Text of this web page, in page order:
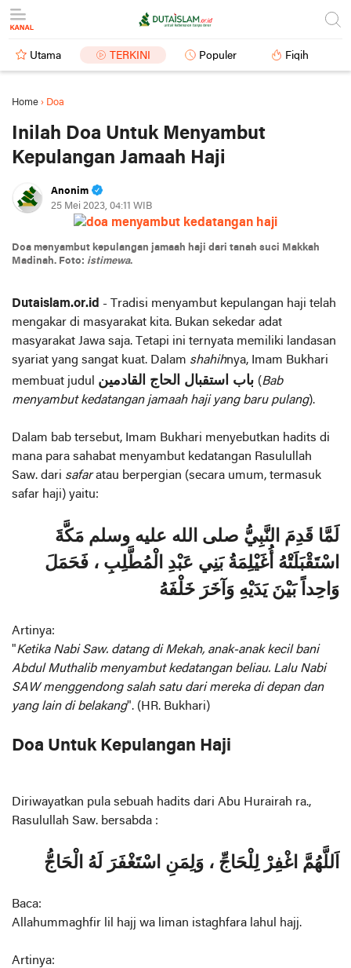
Utama TERKINI Populer Fiqih
Home › Doa
Inilah Doa Untuk Menyambut
Kepulangan Jamaah Haji
Anonim
25 Mei 2023, 04:11 WIB
Doa menyambut kepulangan jamaah haji dari tanah suci Makkah
Madinah. Foto: istimewa.
Dutaislam.or.id - Tradisi menyambut kepulangan haji telah
mengakar di masyarakat kita. Bukan sekedar adat
masyarakat Jawa saja. Tetapi ini ternyata memiliki landasan
syariat yang sangat kuat. Dalam shahihnya, Imam Bukhari
membuat judul
(Bab
menyambut kedatangan jamaah haji yang baru pulang).
Dalam bab tersebut, Imam Bukhari menyebutkan hadits di
mana para sahabat menyambut kedatangan Rasulullah
Saw. dari safaratau berpergian (secara umum, termasuk
safar haji) yaitu:
لَمَّا قَدِمَ النَّبِيُّ صلى الله عليه وسلم مَكَّةَ
اسْتَقْبَلَتْهُ أُغَيْلِمَةُ بَنِي عَبْدِ الْمُطَّلِبِ ، فَحَمَلَ
وَاحِداً بَيْنَ يَدَيْهِ وَآخَرَ خَلْفَهُ
Artinya:
"Ketika Nabi Saw. datang di Mekah, anak-anak kecil bani
Abdul Muthalib menyambut kedatangan beliau. Lalu Nabi
SAW menggendong salah satu dari mereka di depan dan
yang lain di belakang". (HR. Bukhari)
Doa Untuk Kepulangan Haji
Diriwayatkan pula sebuah hadits dari Abu Hurairah ra.,
Rasulullah Saw. bersabda :
اَللَّهُمَّ اغْفِرْ لِلْحَاجِّ ، وَلِمَنِ اسْتَغْفَرَ لَهُ الْحَاجُّ
Baca:
Allahummaghfir lil hajj wa liman istaghfara lahul hajj.
Artinya: